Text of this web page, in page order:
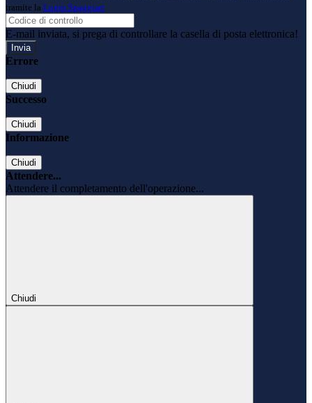
tramite la Login Spaggiari
E-mail inviata, si prega di controllare la casella di posta elettronica!
Errore
Chiudi
Successo
Chiudi
Informazione
Chiudi
Attendere...
Attendere il completamento dell'operazione...
Chiudi